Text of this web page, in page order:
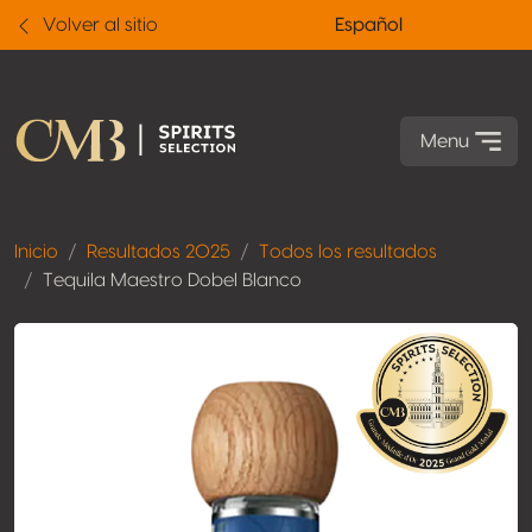
Volver al sitio Español
Menu
Inicio Resultados 2025
Todos los resultados
Tequila Maestro Dobel Blanco